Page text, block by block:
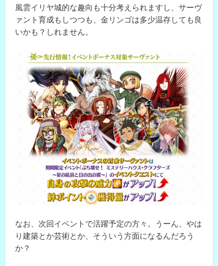
風雲イリヤ城的な趣向も十分考えられますし、サーヴ
ァント育成もしつつも、金リンゴは多少温存しても良
いかも？しれません。
なお、次回イベントで活躍予定の方々。うーん、やは
り建築とか芸術とか、そういう方面になるんだろう
か？